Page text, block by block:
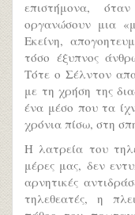
επιστήμονα,
οργανώσουν μια
Εκείνη,
τόσο έξυπνος
Τότε ο Σέλντον
με τη χρήση της
ένα μέσο που τα
χρόνια πίσω, στη
Η λατρεία του
μέρες μας, δεν
αρνητικές
τηλεθεατές, η